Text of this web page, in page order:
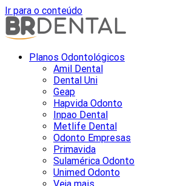
Ir para o conteúdo
Planos Odontológicos
Amil Dental
Dental Uni
Geap
Hapvida Odonto
Inpao Dental
Metlife Dental
Odonto Empresas
Primavida
Sulamérica Odonto
Unimed Odonto